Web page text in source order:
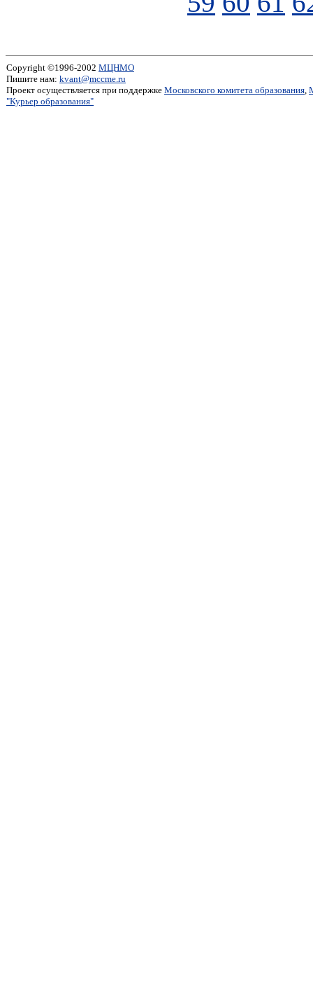
Copyright ©1996-2002 МЦНМО
Пишите нам: kvant@mccme.ru
Проект осуществляется при поддержке Московского комитета образования,
"Курьер образования"